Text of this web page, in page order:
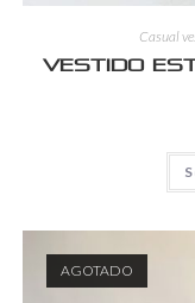
Casual
Vestido
AGOTADO